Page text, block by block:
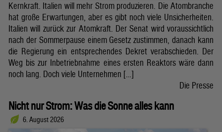
Kernkraft. Italien will mehr Strom produzieren. Die Atombranche
hat große Erwartungen, aber es gibt noch viele Unsicherheiten.
Italien will zurück zur Atomkraft. Der Senat wird voraussichtlich
nach der Sommerpause einem Gesetz zustimmen, danach kann
die Regierung ein entsprechendes Dekret verabschieden. Der
Weg bis zur Inbetriebnahme eines ersten Reaktors wäre dann
noch lang. Doch viele Unternehmen […]
Die Presse
Nicht nur Strom: Was die Sonne alles kann
6. August 2026